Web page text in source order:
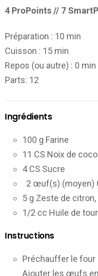
4 ProPoints // 7
Préparation : 10 min
Cuisson : 15 min
Repos (ou autre) : 0 min
Parts: 12
Ingrédients
100 g Farine
11 CS Noix de
4 CS Sucre
2 œuf(s) (moyen)
5 g Zeste de
1/2 cc Huile de
Instructions
Préchauffer le four
Ajouter les œufs